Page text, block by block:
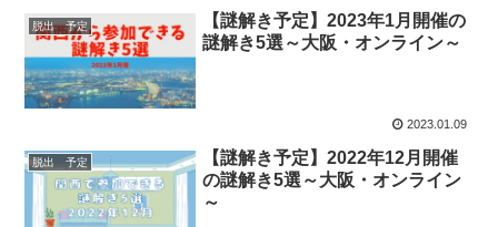
脱出 予定
【謎解き予定】2023年1月開催の
謎解き5選～大阪・オンライン～
2023.01.09
脱出 予定
【謎解き予定】2022年12月開催
の謎解き5選～大阪・オンライン
～